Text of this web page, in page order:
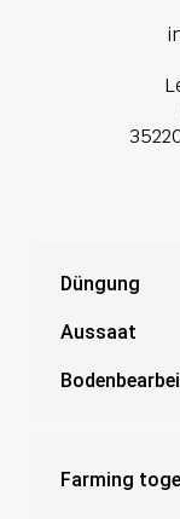
Düngung
Aussaat
Farming